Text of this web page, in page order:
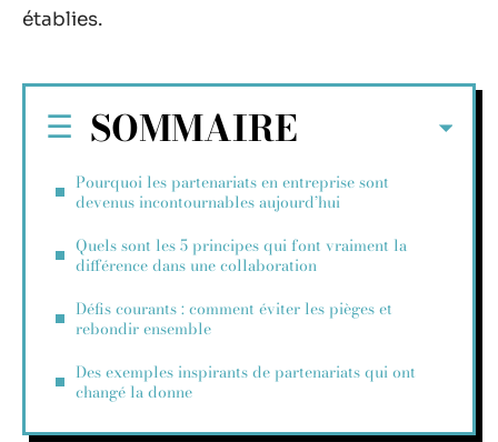
établies.
SOMMAIRE
Pourquoi les partenariats en entreprise sont
devenus incontournables aujourd’hui
Quels sont les 5 principes qui font vraiment la
différence dans une collaboration
Défis courants : comment éviter les pièges et
rebondir ensemble
Des exemples inspirants de partenariats qui ont
changé la donne